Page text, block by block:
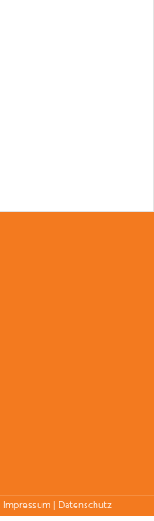
Impressum| Datenschutz